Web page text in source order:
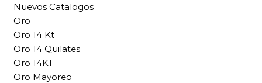
Nuevos Catalogos
Oro
Oro 14 Kt
Oro 14 Quilates
Oro 14KT
Oro Mayoreo